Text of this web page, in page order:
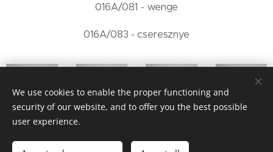
016A/081 - wenge
016A/083 - cseresznye
016A/001 016A/003 016A/007 016A/015
We use cookies to enable the proper functioning and
security of our website, and to offer you the best possible
user experience.